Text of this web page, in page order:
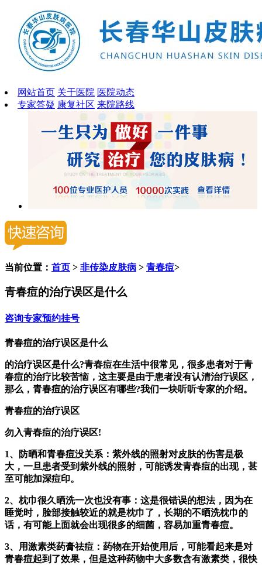
网站首页 关于医院 医院动态
专家答疑 康复社区 来院路线
当前位置： 首页 > 非传染皮肤病 > 青春痘>
青春痘的治疗误区是什么
咨询专家预约挂号
青春痘的治疗误区是什么
的治疗误区是什么?青春痘在生活中很常见，很多患者对于青
春痘的治疗比较苦恼，这主要是由于患者没有认清治疗误区，
那么，青春痘的治疗误区有哪些?我们一块听听专家的介绍。
青春痘的治疗误区
勿入青春痘的治疗误区!
1、防晒和青春痘没关系：紫外线的照射对皮肤的伤害是极
大，一旦患者受到紫外线的照射，可能诱发青春痘的出现，甚
至可能加深痘印。
2、枕巾很久晒洗一次也没有事：这是很错误的想法，因为在
睡觉时，脸部接触较近的就是枕巾了，长期的不晒洗枕巾的
话，有可能上面就会出现很多的细菌，容易加重青春痘。
3、用激素类药膏祛痘：药物在开始使用后，可能看起来是对
青春痘起到了效果，但是这种药物中大多数含有激素类，很快